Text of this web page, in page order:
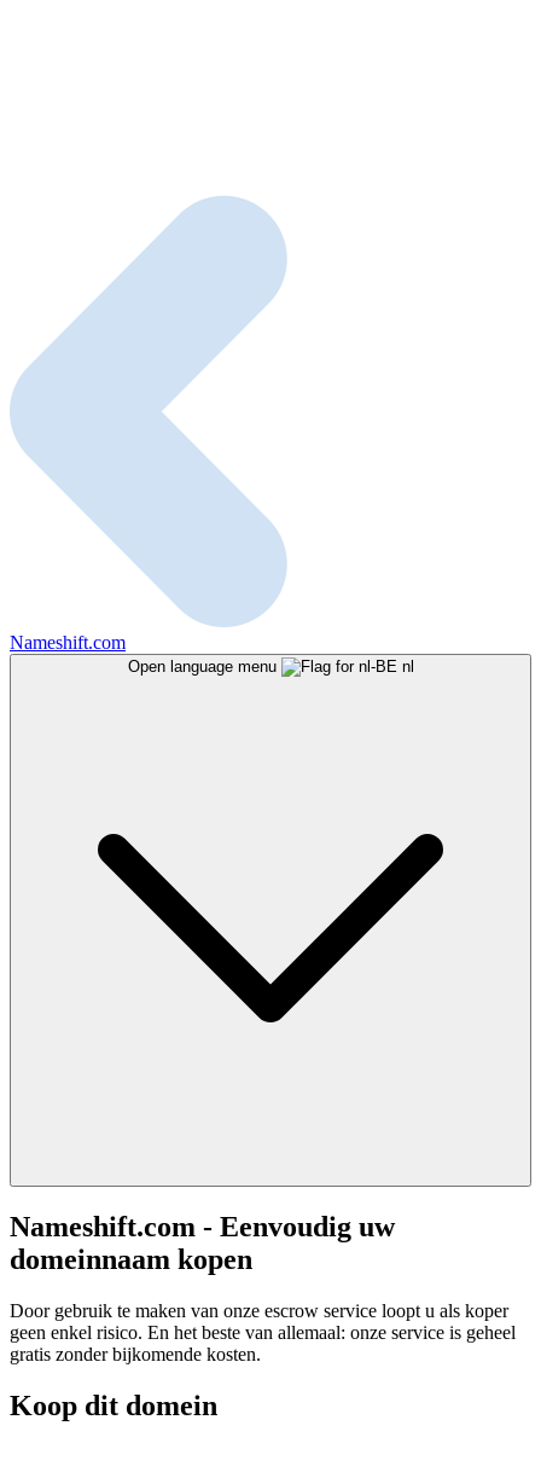
Nameshift.com
Open language menu nl
Nameshift.com - Eenvoudig uw
domeinnaam kopen
Door gebruik te maken van onze escrow service loopt u als koper
geen enkel risico. En het beste van allemaal: onze service is geheel
gratis zonder bijkomende kosten.
Koop dit domein